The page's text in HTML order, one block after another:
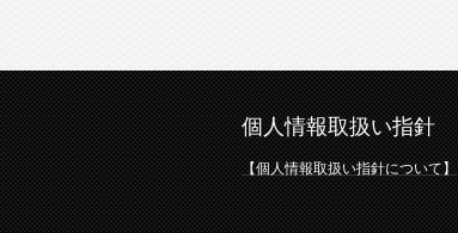
個人情報取扱い指針
【個人情報取扱い指針について】